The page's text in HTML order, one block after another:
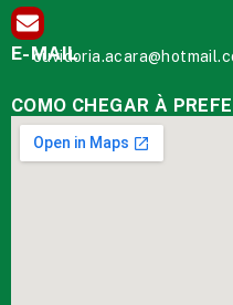
E-MAIL
COMO CHEGAR À